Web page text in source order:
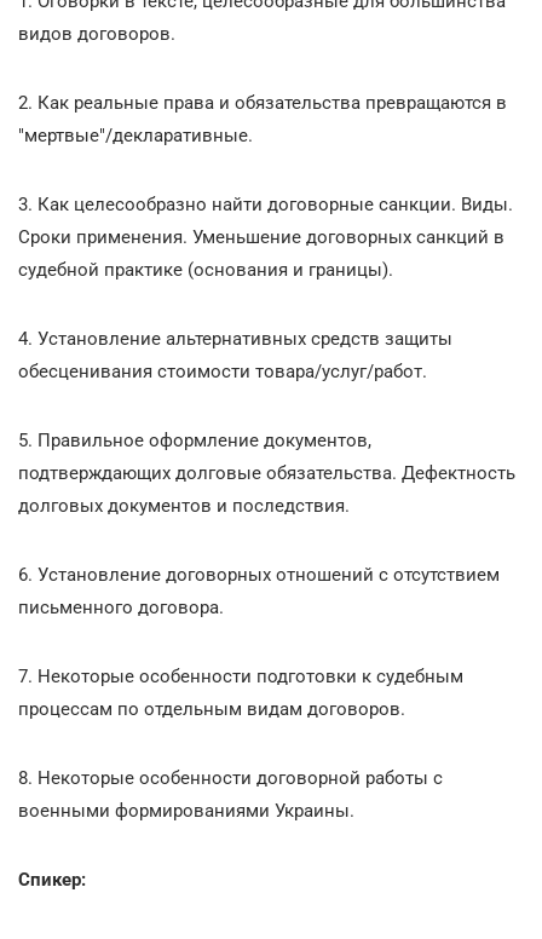
видов договоров.
2. Как реальные права и обязательства превращаются в
"мертвые"/декларативные.
3. Как целесообразно найти договорные санкции. Виды.
Сроки применения. Уменьшение договорных санкций в
судебной практике (основания и границы).
4. Установление альтернативных средств защиты
обесценивания стоимости товара/услуг/работ.
5. Правильное оформление документов,
подтверждающих долговые обязательства. Дефектность
долговых документов и последствия.
6. Установление договорных отношений с отсутствием
письменного договора.
7. Некоторые особенности подготовки к судебным
процессам по отдельным видам договоров.
8. Некоторые особенности договорной работы с
военными формированиями Украины.
Спикер: